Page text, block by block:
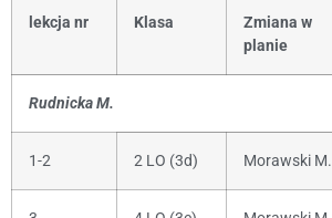
lekcja nr Klasa
Zmiana w
planie
Rudnicka M.
1-2 2 LO (3d) Morawski M.